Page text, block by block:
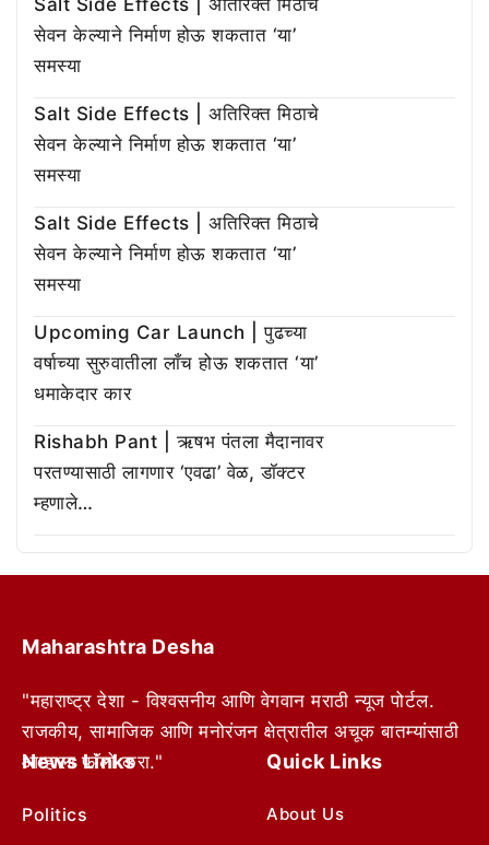
सेवन केल्याने निर्माण होऊ शकतात ‘या’
समस्या
Salt Side Effects | अतिरिक्त मिठाचे
सेवन केल्याने निर्माण होऊ शकतात ‘या’
समस्या
Salt Side Effects | अतिरिक्त मिठाचे
सेवन केल्याने निर्माण होऊ शकतात ‘या’
समस्या
Upcoming Car Launch | पुढच्या
वर्षाच्या सुरुवातीला लाँच होऊ शकतात ‘या’
धमाकेदार कार
Rishabh Pant | ऋषभ पंतला मैदानावर
परतण्यासाठी लागणार ‘एवढा’ वेळ, डॉक्टर
म्हणाले…
Maharashtra Desha
"महाराष्ट्र देशा - विश्वसनीय आणि वेगवान मराठी न्यूज पोर्टल.
राजकीय, सामाजिक आणि मनोरंजन क्षेत्रातील अचूक बातम्यांसाठी
आम्हाला फॉलो करा."
News Links
Politics
Quick Links
About Us